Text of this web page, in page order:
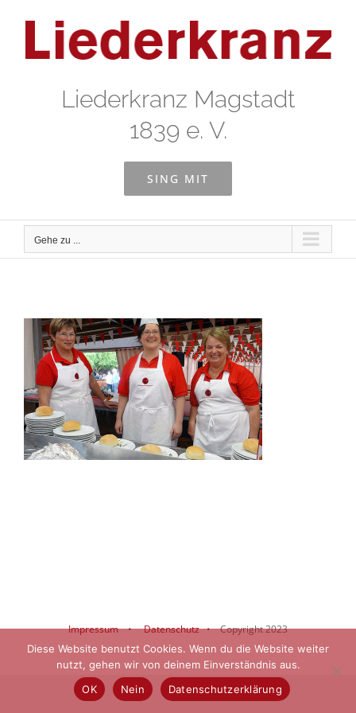
springen
Liederkranz Magstadt
1839 e. V.
SING MIT
Gehe zu ...
Impressum•Datenschutz• Copyright 2023
Diese Website benutzt Cookies. Wenn du die Website weiter
nutzt, gehen wir von deinem Einverständnis aus.
OK
Nein Datenschutzerklärung